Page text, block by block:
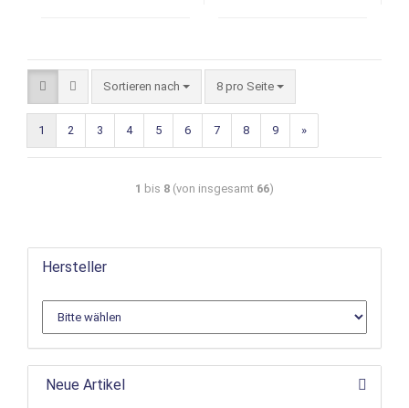
Sortieren nach 8 pro Seite
1 2 3 4 5 6 7 8 9 »
1 bis 8 (von insgesamt 66)
Hersteller
Neue Artikel